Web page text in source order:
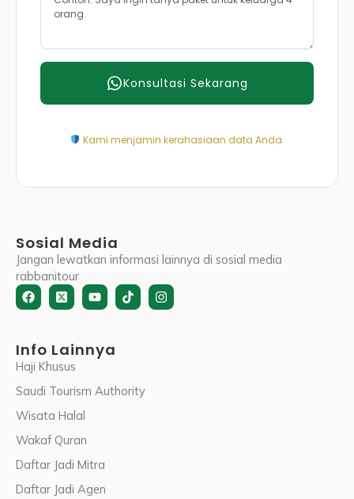
Konsultasi Sekarang
Kami menjamin kerahasiaan data Anda.
Sosial Media
Jangan lewatkan informasi lainnya di sosial media
rabbanitour
Facebook
X-
twitter-
YoutubeTiktokInstagram
Info Lainnya
Haji Khusus
Saudi Tourism Authority
Wisata Halal
Wakaf Quran
Daftar Jadi Mitra
Daftar Jadi Agen